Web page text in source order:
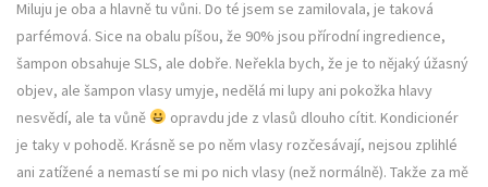
Miluju je oba a hlavně tu vůni. Do té jsem se zamilovala, je taková
parfémová. Sice na obalu píšou, že 90% jsou přírodní ingredience,
šampon obsahuje SLS, ale dobře. Neřekla bych, že je to nějaký úžasný
objev, ale šampon vlasy umyje, nedělá mi lupy ani pokožka hlavy
nesvědí, ale ta vůně
opravdu jde z vlasů dlouho cítit. Kondicionér
je taky v pohodě. Krásně se po něm vlasy rozčesávají, nejsou zplihlé
ani zatížené a nemastí se mi po nich vlasy (než normálně). Takže za mě